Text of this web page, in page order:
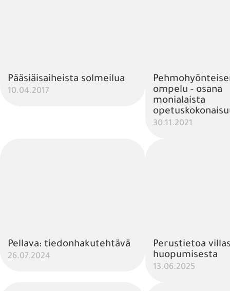
Pääsiäisaiheista solmeilua
10.04.2017
ompelu - osana
monialaista
30.11.2021
Pellava: tiedonhakutehtävä
26.07.2024
Perustietoa
huopumisesta
13.06.2025